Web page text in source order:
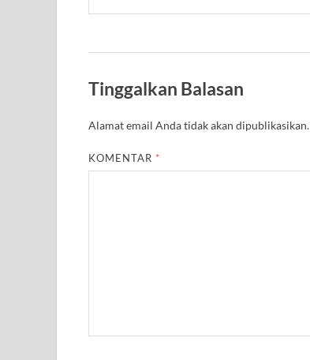
Tinggalkan Balasan
Alamat email Anda tidak akan dipublikasikan.
KOMENTAR *